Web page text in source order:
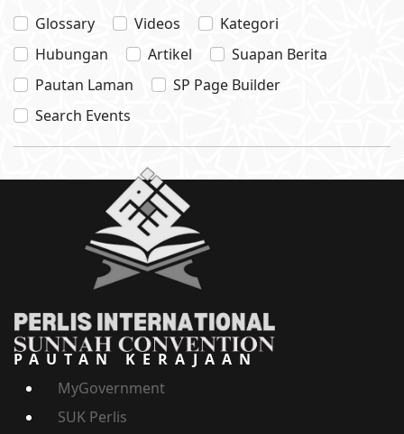
Glossary Videos
Kategori
Hubungan
Artikel
Suapan Berita
Pautan Laman
SP Page Builder
Search Events
PAUTAN KERAJAAN
MyGovernment
SUK Perlis